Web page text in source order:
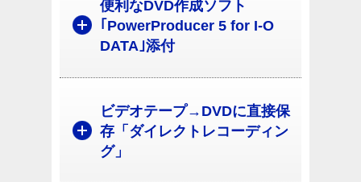
便利なDVD作成ソフト
｢PowerProducer 5 for I-O
DATA｣添付
ビデオテープ→DVDに直接保
存「ダイレクトレコーディン
グ」